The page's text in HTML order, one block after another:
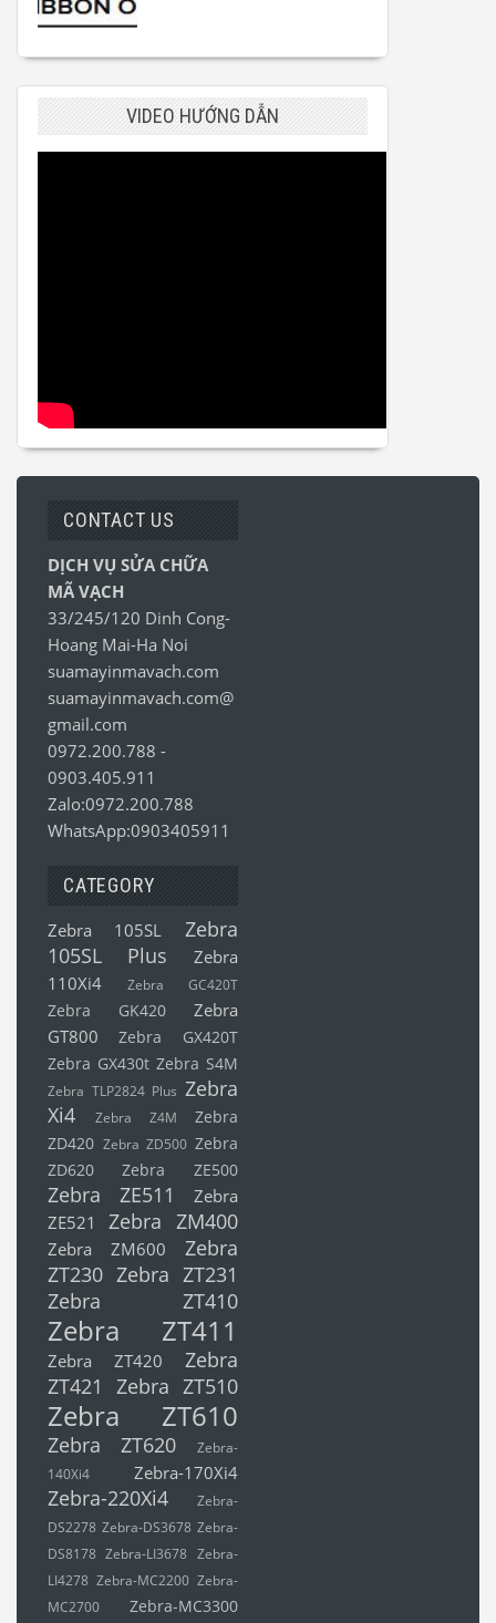
VIDEO HƯỚNG DẪN
CONTACT US
DỊCH VỤ SỬA CHỮA
MÃ VẠCH
33/245/120 Dinh Cong-
Hoang Mai-Ha Noi
suamayinmavach.com
suamayinmavach.com@
gmail.com
0972.200.788 -
0903.405.911
Zalo:0972.200.788
WhatsApp:0903405911
CATEGORY
Zebra 105SL
Zebra
105SL Plus
Zebra
110Xi4
Zebra GC420T
Zebra GK420
Zebra
GT800
Zebra GX420T
Zebra GX430t Zebra S4M
Zebra TLP2824 Plus Zebra
Xi4
Zebra Z4M
Zebra
ZD420 Zebra ZD500 Zebra
ZD620
Zebra ZE500
Zebra ZE511
Zebra
ZE521
Zebra ZM400
Zebra ZM600
Zebra
ZT230 Zebra ZT231
Zebra ZT410
Zebra ZT411
Zebra ZT420
Zebra
ZT421
Zebra ZT510
Zebra ZT610
Zebra ZT620
Zebra-
140Xi4
Zebra-170Xi4
Zebra-220Xi4
Zebra-
DS2278 Zebra-DS3678 Zebra-
DS8178 Zebra-LI3678 Zebra-
LI4278 Zebra-MC2200 Zebra-
MC2700
Zebra-MC3300